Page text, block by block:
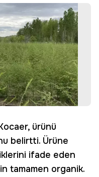
ürünü
belirtti. Ürüne
ifade eden
tamamen organik.